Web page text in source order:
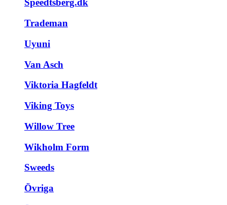
Speedtsberg.dk
Trademan
Uyuni
Van Asch
Viktoria Hagfeldt
Viking Toys
Willow Tree
Wikholm Form
Sweeds
Övriga